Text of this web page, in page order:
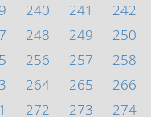
240 241 242
248 249 250
256 257 258
264 265 266
272 273 274